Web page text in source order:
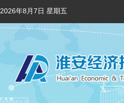
2026年8月7日 星期五